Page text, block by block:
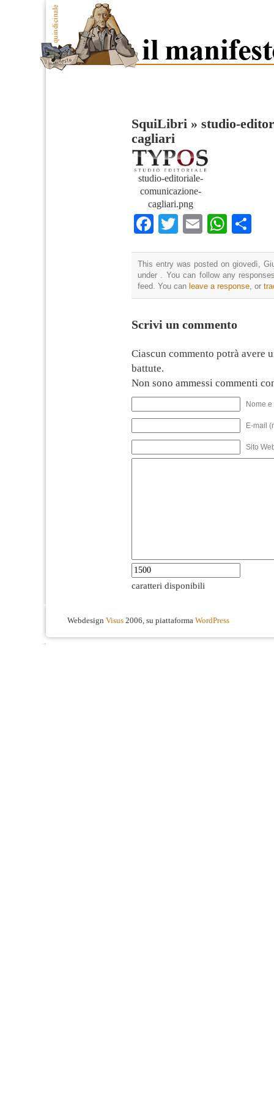
SquiLibri » studio-
cagliari
studio-editoriale-
comunicazione-
cagliari.png
Facebook
TwitterEmail
This entry was posted on giovedì,
under . You can follow any
feed. You can leave a response, or
Scrivi un commento
Ciascun commento potrà avere
battute.
Non sono ammessi commenti
Nome
E-mail
Sito
caratteri disponibili
Webdesign Visus 2006, su piattaforma WordPress